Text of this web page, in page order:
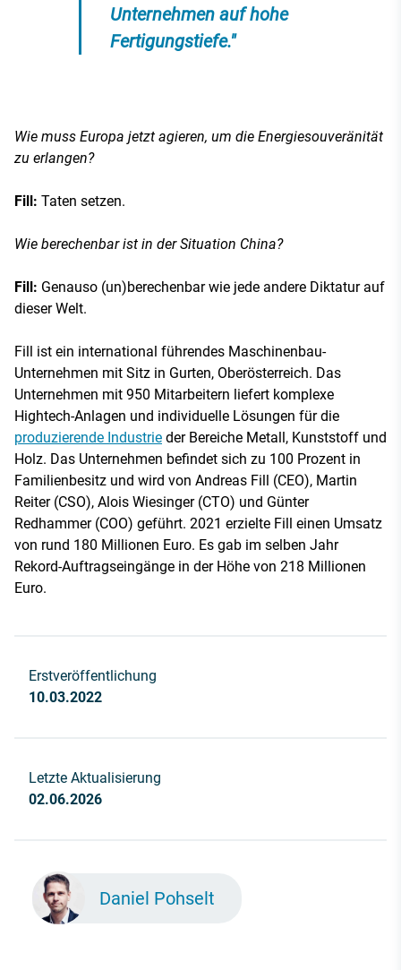
Unternehmen auf hohe
Fertigungstiefe."
Wie muss Europa jetzt agieren, um die Energiesouveränität
zu erlangen?
Fill: Taten setzen.
Wie berechenbar ist in der Situation China?
Fill: Genauso (un)berechenbar wie jede andere Diktatur auf
dieser Welt.
Fill ist ein international führendes Maschinenbau-
Unternehmen mit Sitz in Gurten, Oberösterreich. Das
Unternehmen mit 950 Mitarbeitern liefert komplexe
Hightech-Anlagen und individuelle Lösungen für die
produzierende Industrie der Bereiche Metall, Kunststoff und
Holz. Das Unternehmen befindet sich zu 100 Prozent in
Familienbesitz und wird von Andreas Fill (CEO), Martin
Reiter (CSO), Alois Wiesinger (CTO) und Günter
Redhammer (COO) geführt. 2021 erzielte Fill einen Umsatz
von rund 180 Millionen Euro. Es gab im selben Jahr
Rekord-Auftragseingänge in der Höhe von 218 Millionen
Euro.
Erstveröffentlichung
10.03.2022
Letzte Aktualisierung
02.06.2026
Daniel Pohselt